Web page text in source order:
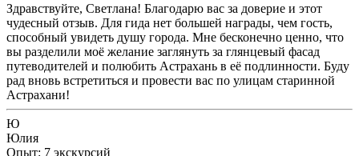
Здравствуйте, Светлана! Благодарю вас за доверие и этот
чудесный отзыв. Для гида нет большей награды, чем гость,
способный увидеть душу города. Мне бесконечно ценно, что
вы разделили моё желание заглянуть за глянцевый фасад
путеводителей и полюбить Астрахань в её подлинности. Буду
рад вновь встретиться и провести вас по улицам старинной
Астрахани!
Ю
Юлия
Опыт: 7 экскурсий